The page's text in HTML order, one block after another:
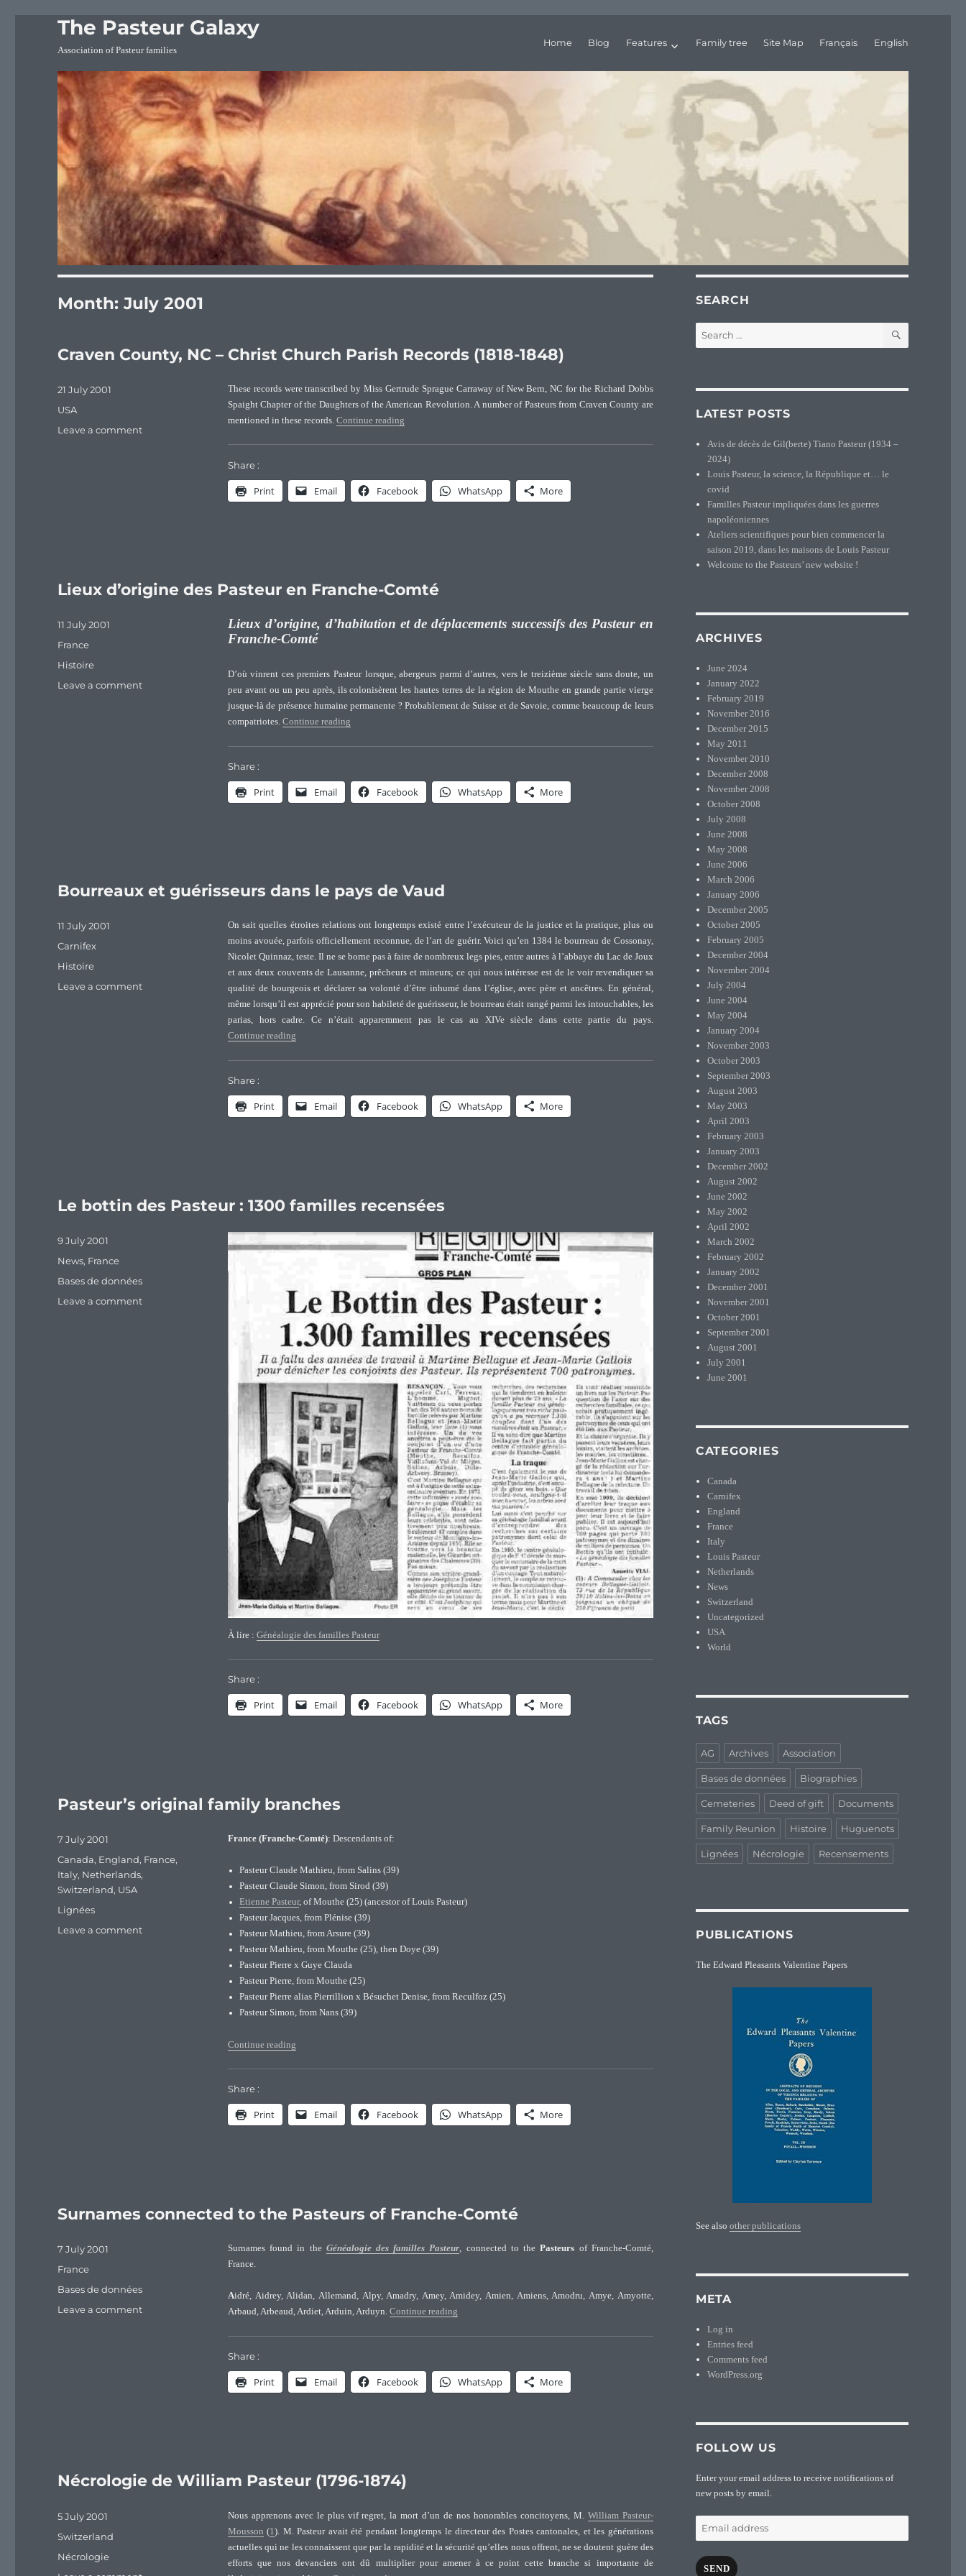
The Pasteur Galaxy
Association of Pasteur families
Home Blog Features Family tree Site Map Français English
Month:July 2001
Craven County, NC – Christ Church Parish Records (1818-1848)
These records were transcribed by Miss Gertrude Sprague Carraway of New Bern, NC for the Richard Dobbs
Spaight Chapter of the Daughters of the American Revolution. A number of Pasteurs from Craven County are
mentioned in these records. Continue reading“Craven County, NC – Christ Church Parish Records (1818-1848)”
Share :
Print Email Facebook WhatsApp More
Posted
21 July 2001
Categories
USA
Leave a commenton
1848)
Lieux d’origine des Pasteur en Franche-Comté
Lieux d’origine, d’habitation et de déplacements successifs des Pasteur en
Franche-Comté
D’où vinrent ces premiers Pasteur lorsque, abergeurs parmi d’autres, vers le treizième siècle sans doute, un
peu avant ou un peu après, ils colonisèrent les hautes terres de la région de Mouthe en grande partie vierge
jusque-là de présence humaine permanente ? Probablement de Suisse et de Savoie, comme beaucoup de leurs
compatriotes. Continue reading“Lieux d’origine des Pasteur en Franche-Comté”
Share :
Print Email Facebook WhatsApp More
Posted
11 July 2001
Categories
France
Tags
Histoire
Leave a commenton
Bourreaux et guérisseurs dans le pays de Vaud
On sait quelles étroites relations ont longtemps existé entre l’exécuteur de la justice et la pratique, plus ou
moins avouée, parfois officiellement reconnue, de l’art de guérir. Voici qu’en 1384 le bourreau de Cossonay,
Nicolet Quinnaz, teste. Il ne se borne pas à faire de nombreux legs pies, entre autres à l’abbaye du Lac de Joux
et aux deux couvents de Lausanne, prêcheurs et mineurs; ce qui nous intéresse est de le voir revendiquer sa
qualité de bourgeois et déclarer sa volonté d’être inhumé dans l’église, avec père et ancêtres. En général,
même lorsqu’il est apprécié pour son habileté de guérisseur, le bourreau était rangé parmi les intouchables, les
parias, hors cadre. Ce n’était apparemment pas le cas au XIVe siècle dans cette partie du pays.
Continue reading“Bourreaux et guérisseurs dans le pays de Vaud”
Share :
Print Email Facebook WhatsApp More
Posted
on
11 July 2001
Categories
Carnifex
Tags
Histoire
Leave a commenton
Le bottin des Pasteur : 1300 familles recensées
À lire : Généalogie des familles Pasteur
Share :
Print Email Facebook WhatsApp More
Posted
9 July 2001
Categories
News, France
Tags
Bases de données
Leave a commenton
Pasteur’s original family branches
France (Franche-Comté): Descendants of:
Pasteur Claude Mathieu, from Salins (39)
Pasteur Claude Simon, from Sirod (39)
Etienne Pasteur, of Mouthe (25) (ancestor of Louis Pasteur)
Pasteur Jacques, from Plénise (39)
Pasteur Mathieu, from Arsure (39)
Pasteur Mathieu, from Mouthe (25), then Doye (39)
Pasteur Pierre x Guye Clauda
Pasteur Pierre, from Mouthe (25)
Pasteur Pierre alias Pierrillion x Bésuchet Denise, from Reculfoz (25)
Pasteur Simon, from Nans (39)
Continue reading“Pasteur’s original family branches”
Share :
Print Email Facebook WhatsApp More
Posted
7 July 2001
Categories
Canada, England, France,
Italy, Netherlands,
Switzerland, USA
Tags
Lignées
Leave a commenton
Surnames connected to the Pasteurs of Franche-Comté
Surnames found in the Généalogie des familles Pasteur, connected to thePasteurs of Franche-Comté,
France.
Aidré, Aidrey, Alidan, Allemand, Alpy, Amadry, Amey, Amidey, Amien, Amiens, Amodru, Amye, Amyotte,
Arbaud, Arbeaud, Ardiet, Arduin, Arduyn. Continue reading“Surnames connected to the Pasteurs of Franche-Comté”
Share :
Print Email Facebook WhatsApp More
Posted
7 July 2001
Categories
France
Tags
Bases de données
Leave a commenton
Nécrologie de William Pasteur (1796-1874)
Nous apprenons avec le plus vif regret, la mort d’un de nos honorables concitoyens, M. William Pasteur-
Mousson (1). M. Pasteur avait été pendant longtemps le directeur des Postes cantonales, et les générations
actuelles qui ne les connaissent que par la rapidité et la sécurité qu’elles nous offrent, ne se doutent guère des
efforts que nos devanciers ont dû multiplier pour amener à ce point cette branche si importante de
Posted
5 July 2001
Categories
Switzerland
Tags
Nécrologie
SEARCH
for:
SEARCH
LATEST POSTS
Avis de décès de Gil(berte) Tiano Pasteur (1934 –
2024)
Louis Pasteur, la science, la République et… le
covid
Familles Pasteur impliquées dans les guerres
napoléoniennes
Ateliers scientifiques pour bien commencer la
saison 2019, dans les maisons de Louis Pasteur
Welcome to the Pasteurs’ new website !
ARCHIVES
June 2024
January 2022
February 2019
November 2016
December 2015
May 2011
November 2010
December 2008
November 2008
October 2008
July 2008
June 2008
May 2008
June 2006
March 2006
January 2006
December 2005
October 2005
February 2005
December 2004
November 2004
July 2004
June 2004
May 2004
January 2004
November 2003
October 2003
September 2003
August 2003
May 2003
April 2003
February 2003
January 2003
December 2002
August 2002
June 2002
May 2002
April 2002
March 2002
February 2002
January 2002
December 2001
November 2001
October 2001
September 2001
August 2001
July 2001
June 2001
CATEGORIES
Canada
Carnifex
England
France
Italy
Louis Pasteur
Netherlands
News
Switzerland
Uncategorized
USA
World
TAGS
AG Archives Association
Bases de données Biographies
Cemeteries Deed of gift Documents
Family Reunion Histoire Huguenots
Lignées Nécrologie Recensements
PUBLICATIONS
The Edward Pleasants Valentine Papers
See also other publications
META
Log in
Entries feed
Comments feed
WordPress.org
FOLLOW US
Enter your email address to receive notifications of
new posts by email.
address
SEND